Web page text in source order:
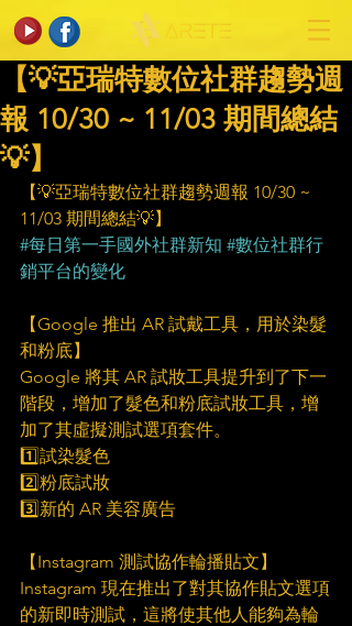
【💡亞瑞特數位社群趨勢週
報 10/30 ~ 11/03 期間總結
💡】
【💡亞瑞特數位社群趨勢週報 10/30 ~
11/03 期間總結💡】
#每日第一手國外社群新知 #數位社群行
銷平台的變化
【Google 推出 AR 試戴工具，用於染髮
和粉底】
Google 將其 AR 試妝工具提升到了下一
階段，增加了髮色和粉底試妝工具，增
加了其虛擬測試選項套件。
1️⃣試染髮色
2️⃣粉底試妝
3️⃣新的 AR 美容廣告
【Instagram 測試協作輪播貼文】
Instagram 現在推出了對其協作貼文選項
的新即時測試，這將使其他人能夠為輪